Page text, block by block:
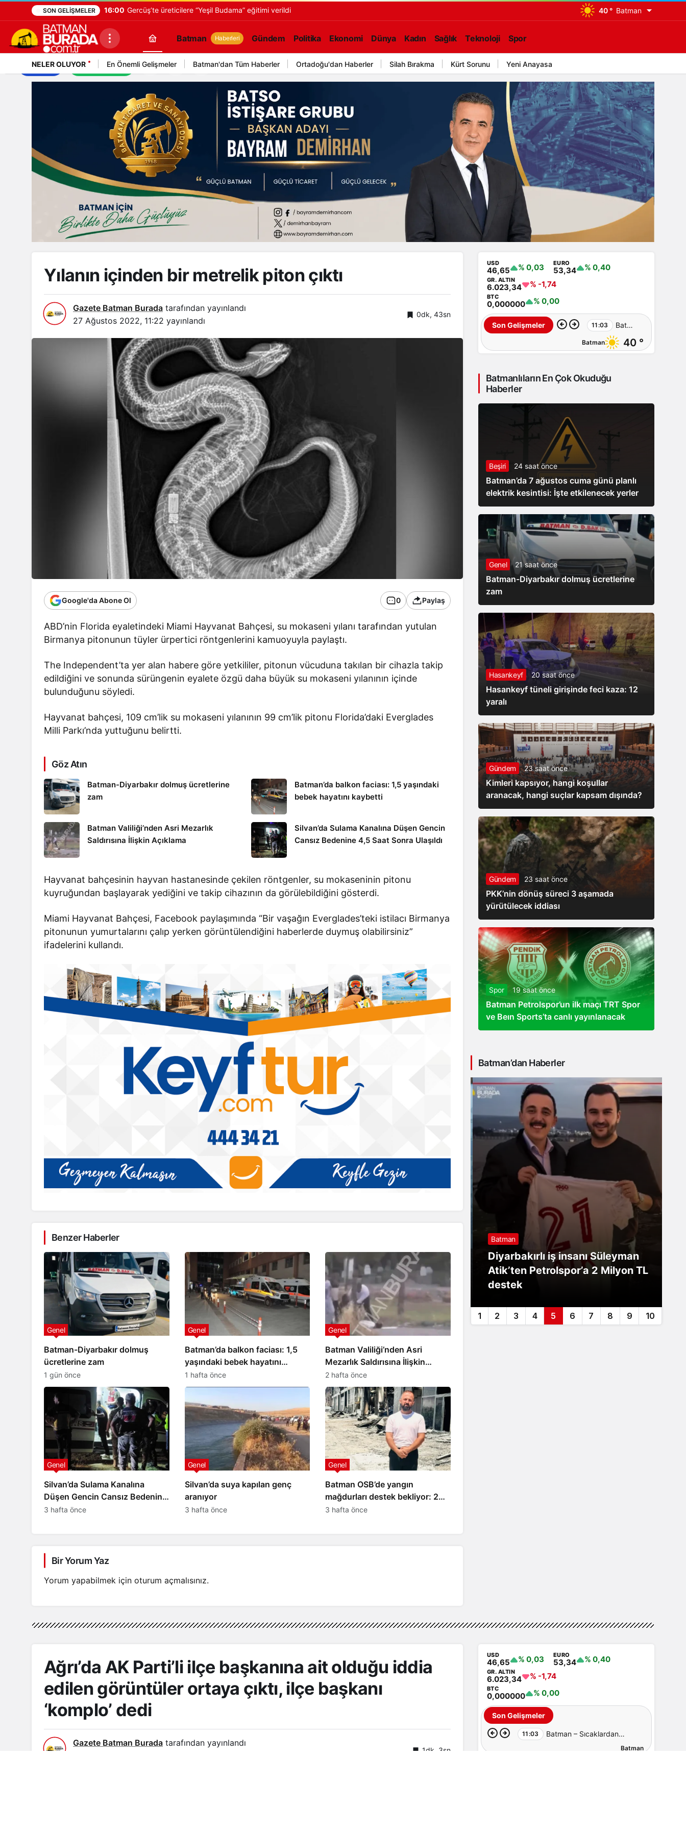
SON GELIŞMELER 16:00 Gercüş’te üreticilere “Yeşil Budama” eğitimi verildi 40 ° Batman
Batman Haberleri Gündem Politika Ekonomi Dünya Kadın Sağlık Teknoloji Spor
İş İlanları Mekan Rehberi
NELER OLUYOR En Önemli Gelişmeler Batman'dan Tüm Haberler Ortadoğu'dan Haberler Silah Bırakma Kürt Sorunu Yeni Anayasa
Yılanın içinden bir metrelik piton çıktı
Gazete Batman Burada tarafından yayınlandı
27 Ağustos 2022, 11:22 yayınlandı
0dk, 43sn
Google'da Abone Ol 0 Paylaş
ABD’nin Florida eyaletindeki Miami Hayvanat Bahçesi, su mokaseni yılanı tarafından yutulan
Birmanya pitonunun tüyler ürpertici röntgenlerini kamuoyuyla paylaştı.
The Independent’ta yer alan habere göre yetkililer, pitonun vücuduna takılan bir cihazla takip
edildiğini ve sonunda sürüngenin eyalete özgü daha büyük su mokaseni yılanının içinde
bulunduğunu söyledi.
Hayvanat bahçesi, 109 cm’lik su mokaseni yılanının 99 cm’lik pitonu Florida’daki Everglades
Milli Parkı’nda yuttuğunu belirtti.
Göz Atın
Batman-Diyarbakır dolmuş ücretlerine
zam
Batman’da balkon faciası: 1,5 yaşındaki
bebek hayatını kaybetti
Batman Valiliği’nden Asri Mezarlık
Saldırısına İlişkin Açıklama
Silvan’da Sulama Kanalına Düşen Gencin
Cansız Bedenine 4,5 Saat Sonra Ulaşıldı
Hayvanat bahçesinin hayvan hastanesinde çekilen röntgenler, su mokaseninin pitonu
kuyruğundan başlayarak yediğini ve takip cihazının da görülebildiğini gösterdi.
Miami Hayvanat Bahçesi, Facebook paylaşımında “Bir vaşağın Everglades’teki istilacı Birmanya
pitonunun yumurtalarını çalıp yerken görüntülendiğini haberlerde duymuş olabilirsiniz”
ifadelerini kullandı.
Benzer Haberler
Batman-Diyarbakır dolmuş
ücretlerine zam
Genel
1 gün önce
Batman’da balkon faciası: 1,5
yaşındaki bebek hayatını
kaybetti
Genel
1 hafta önce
Batman Valiliği’nden Asri
Mezarlık Saldırısına İlişkin
Açıklama
Genel
2 hafta önce
Silvan’da Sulama Kanalına
Düşen Gencin Cansız Bedenine
4,5 Saat Sonra Ulaşıldı
Genel
3 hafta önce
Silvan’da suya kapılan genç
aranıyor
Genel
3 hafta önce
Batman OSB’de yangın
mağdurları destek bekliyor: 20
yıllık emeğimiz kül oldu
Genel
3 hafta önce
Bir Yorum Yaz
Yorum yapabilmek için oturum açmalısınız.
USD
46,65 % 0,03 EURO
53,34 % 0,40
GR. ALTIN
6.023,34 % -1,74
BTC
0,000000 % 0,00
Son Gelişmeler 11:03 Batman
–
Batman 40 °
Batmanlıların En Çok Okuduğu
Haberler
Beşiri 24 saat önce
Batman’da 7 ağustos cuma günü planlı
elektrik kesintisi: İşte etkilenecek yerler
Genel 21 saat önce
Batman-Diyarbakır dolmuş ücretlerine
zam
Hasankeyf 20 saat önce
Hasankeyf tüneli girişinde feci kaza: 12
yaralı
Gündem 23 saat önce
Kimleri kapsıyor, hangi koşullar
aranacak, hangi suçlar kapsam dışında?
Gündem 23 saat önce
PKK’nin dönüş süreci 3 aşamada
yürütülecek iddiası
Spor 19 saat önce
Batman Petrolspor’un ilk maçı TRT Spor
ve Beın Sports’ta canlı yayınlanacak
Batman’dan Haberler
yapı yıkıldı
Batman
BAT-RAY ve yeni ulaşım projeleri
masaya yatırıldı
Batman
Metin Akyel, DEİK Litvanya İş
Konseyi Üyeliğine Seçildi
Batman
Diyarbakırlı iş insanı Süleyman
Atik’ten Petrolspor’a 2 Milyon TL
destek
1 2 3 4 5 6 7 8 9 10
Ağrı’da AK Parti’li ilçe başkanına ait olduğu iddia
edilen görüntüler ortaya çıktı, ilçe başkanı
‘komplo’ dedi
Gazete Batman Burada tarafından yayınlandı
1dk, 3sn
USD
46,65 % 0,03 EURO
53,34 % 0,40
GR. ALTIN
6.023,34 % -1,74
BTC
0,000000 % 0,00
Son Gelişmeler
11:03 Batman – Sıcaklardan
Batman